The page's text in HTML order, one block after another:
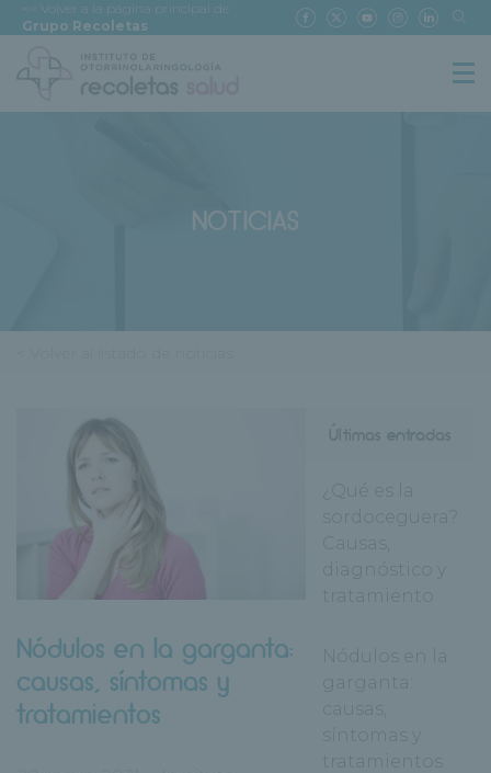
<< Volver a la página principal de
Grupo Recoletas
NOTICIAS
Nódulos en la garganta:
causas, síntomas y
tratamientos
¿Qué es la
sordoceguera?
Causas,
diagnóstico y
tratamiento
Nódulos en la
garganta:
causas,
síntomas y
tratamientos